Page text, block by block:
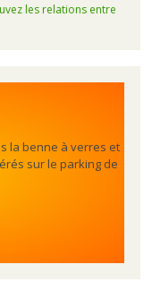
les relations entre
la benne à verres et
sur le parking de